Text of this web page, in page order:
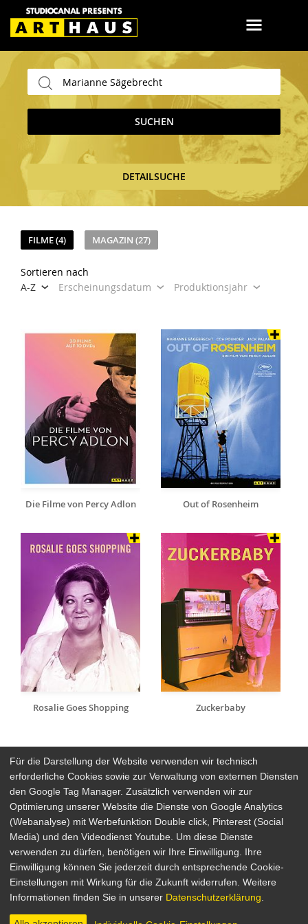
SUCHEN
DETAILSUCHE
FILME (4) MAGAZIN (27)
Sortieren nach
A-Z
Erscheinungsdatum Produktionsjahr
Die Filme von Percy Adlon Out of Rosenheim
Rosalie Goes Shopping Zuckerbaby
Arthaus Stores
Social Media
Detailsuche
Newsletter
Über Arthaus
Impressum
Datenschutz
AGB
Für die Darstellung der Website verwenden wir technisch
erforderliche Cookies sowie zur Verwaltung von externen Diensten
den Google Tag Manager. Zusätzlich verwenden wir zur
Optimierung unserer Website die Dienste von Google Analytics
(Webanalyse) mit Werbefunktion Double click, Pinterest (Social
Media) und den Videodienst Youtube. Um diese Dienste
verwenden zu dürfen, benötigen wir Ihre Einwilligung. Ihre
Einwilligung können Sie jederzeit durch entsprechende Cookie-
Einstellungen mit Wirkung für die Zukunft widerrufen. Weitere
Informationen finden Sie in unserer Datenschutzerklärung